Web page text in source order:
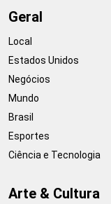
Geral
Local
Estados Unidos
Negócios
Mundo
Brasil
Esportes
Ciência e Tecnologia
Arte & Cultura